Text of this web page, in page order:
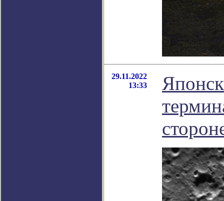
29.11.2022
13:33